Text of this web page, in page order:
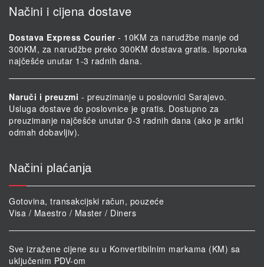
Načini i cijena dostave
Dostava Express Courier- 10KM za narudžbe manje od
300KM, za narudžbe preko 300KM dostava gratis. Isporuka
najčešće unutar 1-3 radnih dana.
Naruči i preuzmi - preuzimanje u poslovnici Sarajevo.
Usluga dostave do poslovnice je gratis. Dostupno za
preuzimanje najčešće unutar 0-3 radnih dana (ako je artikl
odmah dobavljiv).
Načini plaćanja
Gotovina, transakcijski račun, pouzeće
Visa / Maestro / Master / Diners
Sve izražene cijene su u Konvertibilnim markama (KM) sa
uključenim PDV-om